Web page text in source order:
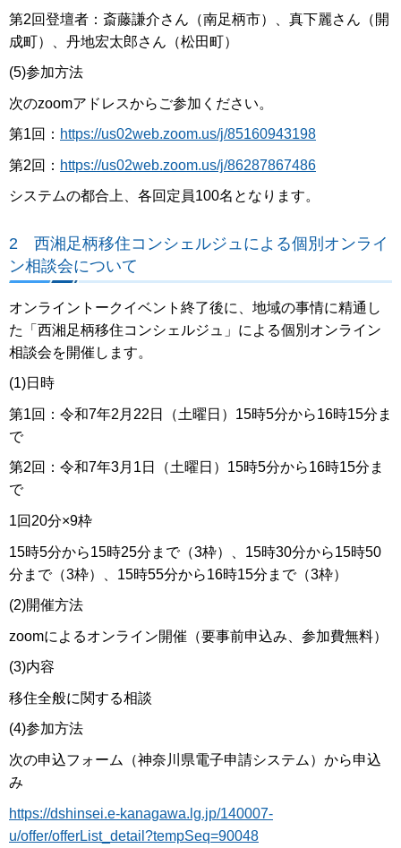
第2回登壇者：斎藤謙介さん（南足柄市）、真下麗さん（開
成町）、丹地宏太郎さん（松田町）
(5)参加方法
次のzoomアドレスからご参加ください。
第1回： https://us02web.zoom.us/j/85160943198
第2回： https://us02web.zoom.us/j/86287867486
システムの都合上、各回定員100名となります。
2 西湘足柄移住コンシェルジュによる個別オンライ
ン相談会について
オンライントークイベント終了後に、地域の事情に精通し
た「西湘足柄移住コンシェルジュ」による個別オンライン
相談会を開催します。
(1)日時
第1回：令和7年2月22日（土曜日）15時5分から16時15分ま
で
第2回：令和7年3月1日（土曜日）15時5分から16時15分ま
で
1回20分×9枠
15時5分から15時25分まで（3枠）、15時30分から15時50
分まで（3枠）、15時55分から16時15分まで（3枠）
(2)開催方法
zoomによるオンライン開催（要事前申込み、参加費無料）
(3)内容
移住全般に関する相談
(4)参加方法
次の申込フォーム（神奈川県電子申請システム）から申込
み
https://dshinsei.e-kanagawa.lg.jp/140007-
u/offer/offerList_detail?tempSeq=90048